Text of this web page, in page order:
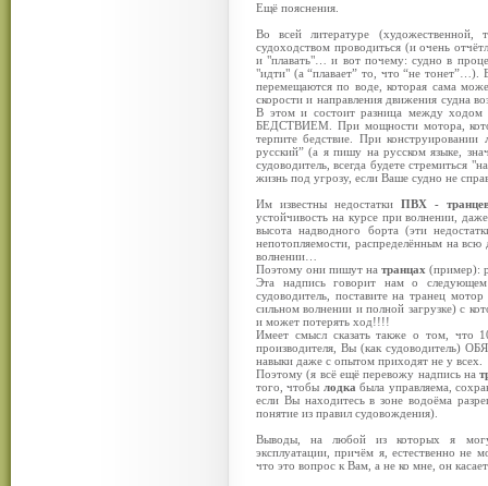
Ещё пояснения.
Во всей литературе (художественной,
судоходством проводиться (и очень
и "плавать"… и вот почему: судно в
"идти" (а “плавает” то, что “не тонет”…).
перемещаются по воде, которая сама
скорости и направления движения судна
В этом и состоит разница между ходом
БЕДСТВИЕМ. При мощности мотора,
терпите бедствие. При конструировании
русский” (а я пишу на русском языке,
судоводитель, всегда будете стремиться
жизнь под угрозу, если Ваше судно не
Им известны недостатки ПВХ -
устойчивость на курсе при волнении,
высота надводного борта (эти
непотопляемости, распределённым на
волнении…
Поэтому они пишут на транцах (пример):
Эта надпись говорит нам о
судоводитель, поставите на транец
сильном волнении и полной загрузке) с
и может потерять ход!!!!
Имеет смысл сказать также о том, что
производителя, Вы (как судоводитель)
навыки даже с опытом приходят не у всех.
Поэтому (я всё ещё перевожу надпись на
того, чтобы лодка была управляема,
если Вы находитесь в зоне водоёма
понятие из правил судовождения).
Выводы, на любой из которых я могу
эксплуатации, причём я, естественно не
что это вопрос к Вам, а не ко мне, он